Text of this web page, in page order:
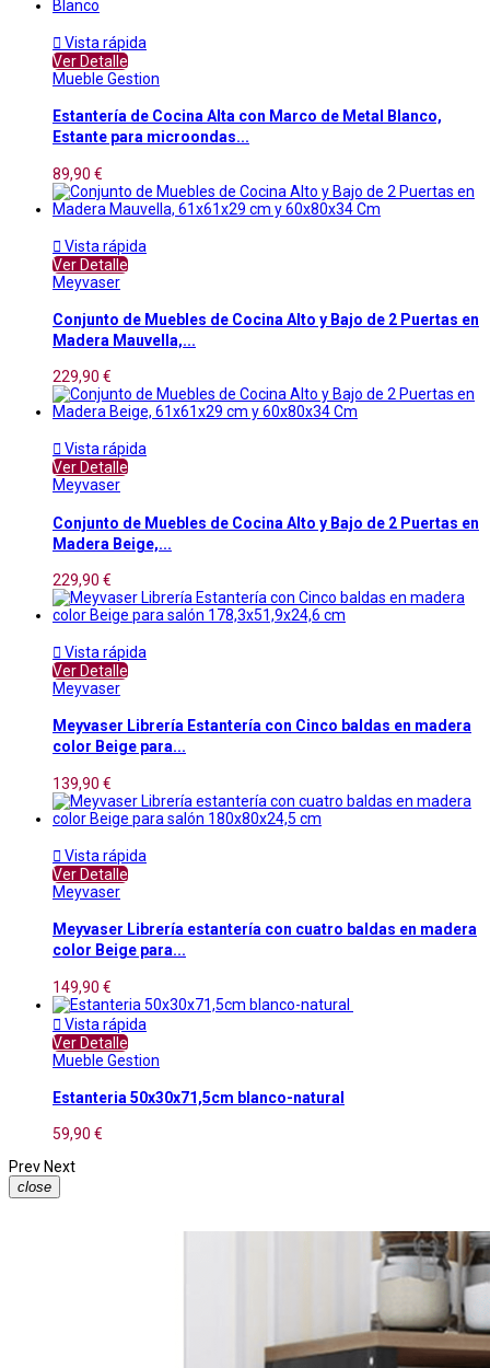
 Vista rápida
Ver Detalle
Mueble Gestion
Estantería de Cocina Alta con Marco de Metal Blanco,
Estante para microondas...
89,90 €
 Vista rápida
Ver Detalle
Meyvaser
Conjunto de Muebles de Cocina Alto y Bajo de 2 Puertas en
Madera Mauvella,...
229,90 €
 Vista rápida
Ver Detalle
Meyvaser
Conjunto de Muebles de Cocina Alto y Bajo de 2 Puertas en
Madera Beige,...
229,90 €
 Vista rápida
Ver Detalle
Meyvaser
Meyvaser Librería Estantería con Cinco baldas en madera
color Beige para...
139,90 €
 Vista rápida
Ver Detalle
Meyvaser
Meyvaser Librería estantería con cuatro baldas en madera
color Beige para...
149,90 €
 Vista rápida
Ver Detalle
Mueble Gestion
Estanteria 50x30x71,5cm blanco-natural
59,90 €
Prev Next
close